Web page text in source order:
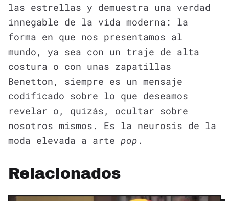
las estrellas y demuestra una verdad
innegable de la vida moderna: la
forma en que nos presentamos al
mundo, ya sea con un traje de alta
costura o con unas zapatillas
Benetton, siempre es un mensaje
codificado sobre lo que deseamos
revelar o, quizás, ocultar sobre
nosotros mismos. Es la neurosis de la
moda elevada a arte pop .
Relacionados